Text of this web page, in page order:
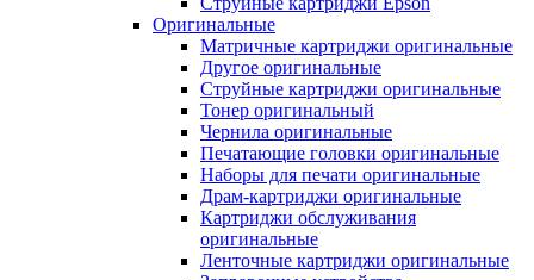
Оригинальные
Матричные картриджи оригинальные
Другое оригинальные
Струйные картриджи оригинальные
Тонер оригинальный
Чернила оригинальные
Печатающие головки оригинальные
Наборы для печати оригинальные
Драм-картриджи оригинальные
Картриджи обслуживания
оригинальные
Ленточные картриджи оригинальные